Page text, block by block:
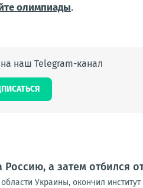
олимпиады.
наш Telegram-канал
а затем отбился
Украины, окончил